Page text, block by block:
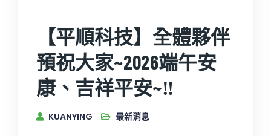
【平順科技】全體夥伴
預祝大家~2026端午安
康、吉祥平安~‼️
KUANYING 最新消息